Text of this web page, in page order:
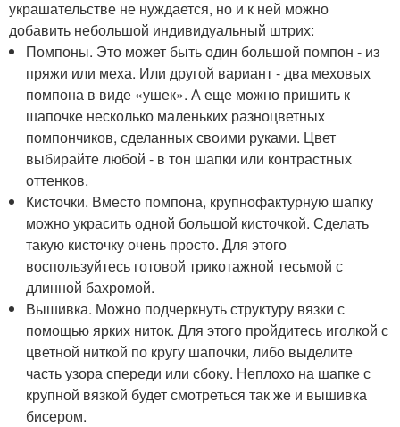
украшательстве не нуждается, но и к ней можно
добавить небольшой индивидуальный штрих:
Помпоны. Это может быть один большой помпон - из
пряжи или меха. Или другой вариант - два меховых
помпона в виде «ушек». А еще можно пришить к
шапочке несколько маленьких разноцветных
помпончиков, сделанных своими руками. Цвет
выбирайте любой - в тон шапки или контрастных
оттенков.
Кисточки. Вместо помпона, крупнофактурную шапку
можно украсить одной большой кисточкой. Сделать
такую кисточку очень просто. Для этого
воспользуйтесь готовой трикотажной тесьмой с
длинной бахромой.
Вышивка. Можно подчеркнуть структуру вязки с
помощью ярких ниток. Для этого пройдитесь иголкой с
цветной ниткой по кругу шапочки, либо выделите
часть узора спереди или сбоку. Неплохо на шапке с
крупной вязкой будет смотреться так же и вышивка
бисером.